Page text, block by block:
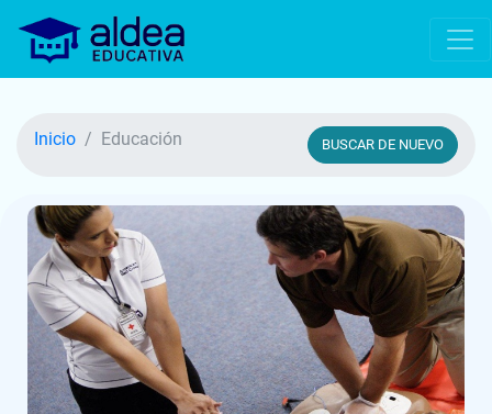
Inicio Educación BUSCAR DE NUEVO